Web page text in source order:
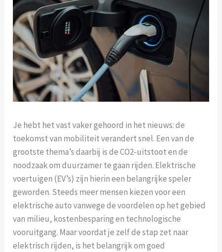
Je hebt het vast vaker gehoord in het nieuws: de
toekomst van mobiliteit verandert snel. Een van de
grootste thema’s daarbij is de CO2-uitstoot en de
noodzaak om duurzamer te gaan rijden. Elektrische
voertuigen (EV’s) zijn hierin een belangrijke speler
geworden. Steeds meer mensen kiezen voor een
elektrische auto vanwege de voordelen op het gebied
van milieu, kostenbesparing en technologische
vooruitgang. Maar voordat je zelf de stap zet naar
elektrisch rijden, is het belangrijk om goed